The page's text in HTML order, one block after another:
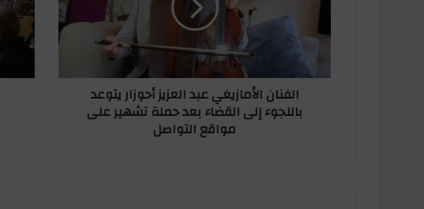
نأ
الفنان الأمازيغي عبد العزيز أحوزار يتوعد
باللجوء إلى القضاء بعد حملة تشهير على
مواقع التواصل
ر
ة
ع
م